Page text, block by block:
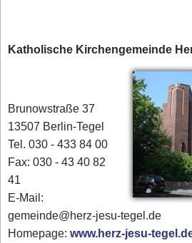
Katholische Kirchengemeinde
Brunowstraße 37
13507 Berlin-Tegel
Tel. 030 - 433 84 00
Fax: 030 - 43 40 82
41
E-Mail:
gemeinde@herz-jesu-tegel.de
Homepage:www.herz-jesu-